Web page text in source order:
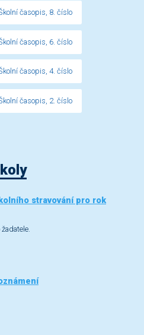
časopis, 8. číslo
časopis, 6. číslo
časopis, 4. číslo
časopis, 2. číslo
stravování pro rok